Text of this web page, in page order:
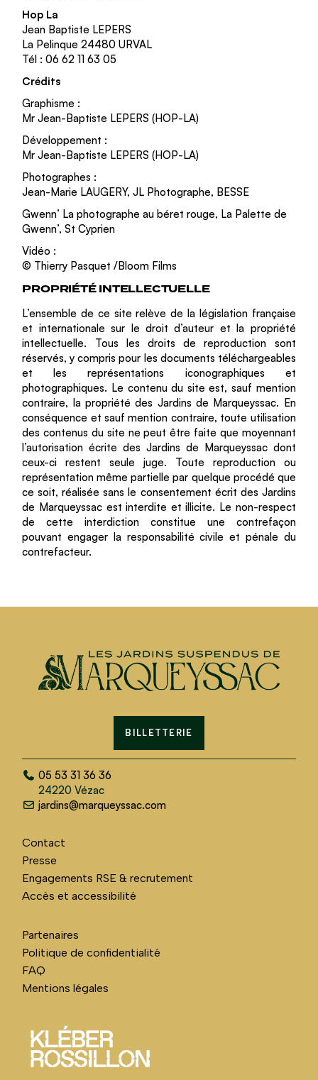
Hop La
Jean Baptiste LEPERS
La Pelinque 24480 URVAL
Tél : 06 62 11 63 05
Crédits
Graphisme :
Mr Jean-Baptiste LEPERS (HOP-LA)
Développement :
Mr Jean-Baptiste LEPERS (HOP-LA)
Photographes :
Jean-Marie LAUGERY, JL Photographe, BESSE
Gwenn’ La photographe au béret rouge, La Palette de
Gwenn’, St Cyprien
Vidéo :
© Thierry Pasquet /Bloom Films
PROPRIÉTÉ INTELLECTUELLE
L’ensemble de ce site relève de la législation française
et internationale sur le droit d’auteur et la propriété
intellectuelle. Tous les droits de reproduction sont
réservés, y compris pour les documents téléchargeables
et les représentations iconographiques et
photographiques. Le contenu du site est, sauf mention
contraire, la propriété des Jardins de Marqueyssac. En
conséquence et sauf mention contraire, toute utilisation
des contenus du site ne peut être faite que moyennant
l’autorisation écrite des Jardins de Marqueyssac dont
ceux-ci restent seule juge. Toute reproduction ou
représentation même partielle par quelque procédé que
ce soit, réalisée sans le consentement écrit des Jardins
de Marqueyssac est interdite et illicite. Le non-respect
de cette interdiction constitue une contrefaçon
pouvant engager la responsabilité civile et pénale du
contrefacteur.
BILLETTERIE
05 53 31 36 36
24220 Vézac
jardins@marqueyssac.com
Contact
Presse
Engagements RSE & recrutement
Accès et accessibilité
Partenaires
Politique de confidentialité
FAQ
Mentions légales